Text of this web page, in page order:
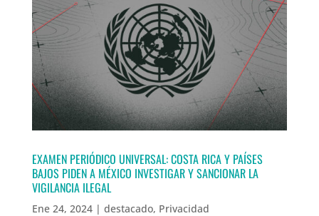
EXAMEN PERIÓDICO UNIVERSAL: COSTA RICA Y PAÍSES
BAJOS PIDEN A MÉXICO INVESTIGAR Y SANCIONAR LA
VIGILANCIA ILEGAL
Ene 24, 2024| destacado, Privacidad